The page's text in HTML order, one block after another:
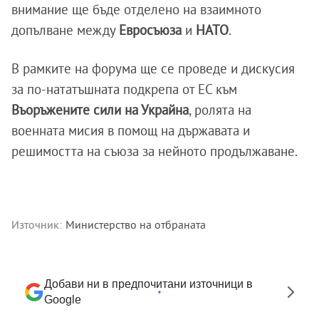
внимание ще бъде отделено на взаимното
допълване между Евросъюза и НАТО.
В рамките на форума ще се проведе и дискусия
за по-нататъшната подкрепа от ЕС към
Въоръжените сили на Украйна, ролята на
военната мисия в помощ на държавата и
решимостта на съюза за нейното продължаване.
Източник: Министерство на отбраната
Добави ни в предпочитани източници в
Google